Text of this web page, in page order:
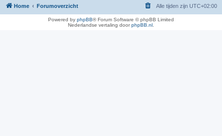
Home Forumoverzicht Alle tijden zijn UTC+02:00
Powered by phpBB® Forum Software © phpBB Limited
Nederlandse vertaling doorphpBB.nl